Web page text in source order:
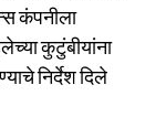
कंपनीला
कुटुंबीयांना
निर्देश दिले